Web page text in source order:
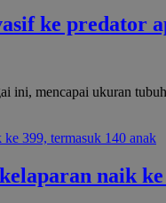
ke predator
ini, mencapai ukuran
naik